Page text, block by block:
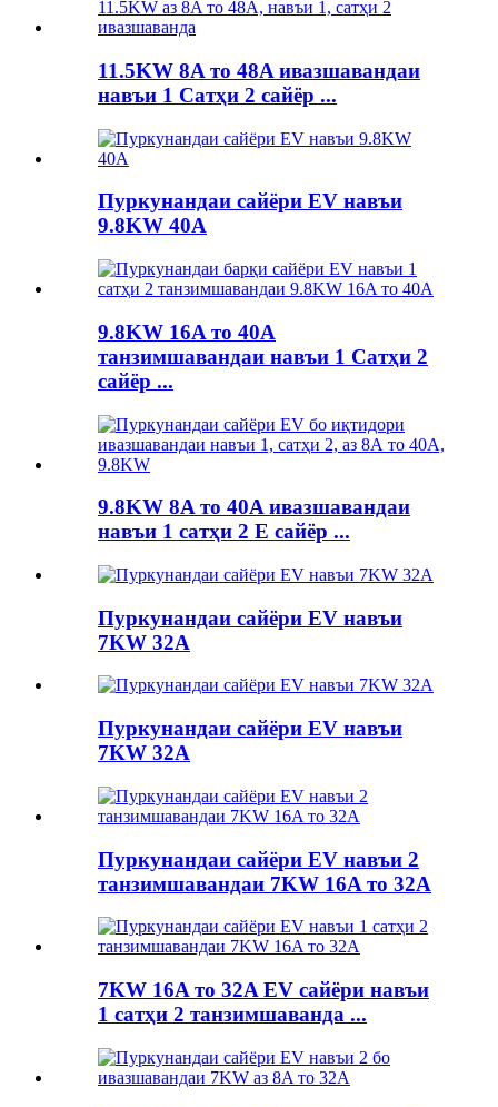
11.5KW 8A то 48A ивазшавандаи
навъи 1 Сатҳи 2 сайёр ...
Пуркунандаи сайёри EV навъи
9.8KW 40A
9.8KW 16A то 40A
танзимшавандаи навъи 1 Сатҳи 2
сайёр ...
9.8KW 8A то 40A ивазшавандаи
навъи 1 сатҳи 2 E сайёр ...
Пуркунандаи сайёри EV навъи
7KW 32A
Пуркунандаи сайёри EV навъи
7KW 32A
Пуркунандаи сайёри EV навъи 2
танзимшавандаи 7KW 16A то 32A
7KW 16A то 32A EV сайёри навъи
1 сатҳи 2 танзимшаванда ...